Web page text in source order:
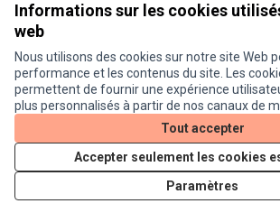
Informations sur les cookies
web
Nous utilisons des cookies sur notre site Web
performance et les contenus du site. Les
permettent de fournir une expérience
plus personnalisés à partir de nos canaux de
Tout accepter
Accepter seulement les cookies
Paramètres
Réduire la pollution sonore
Helene31201
4